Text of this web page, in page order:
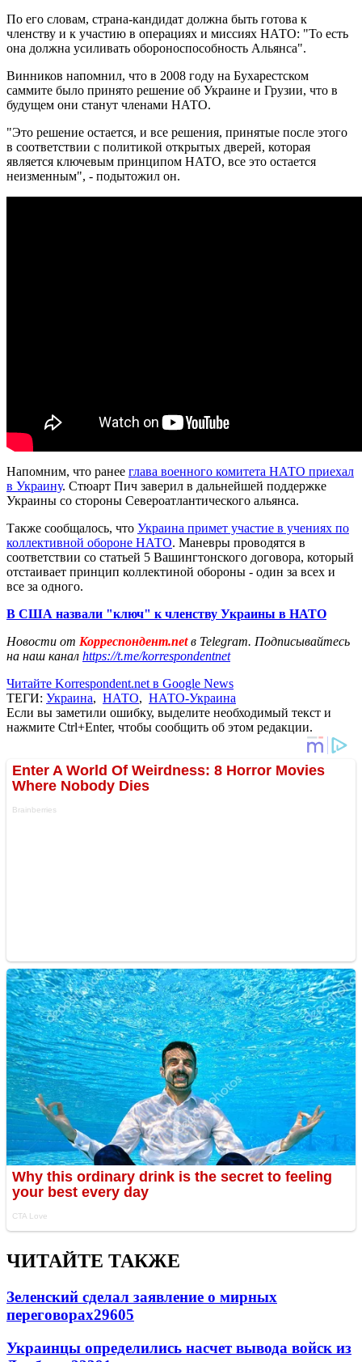
По его словам, страна-кандидат должна быть готова к
членству и к участию в операциях и миссиях НАТО: "То есть
она должна усиливать обороноспособность Альянса".
Винников напомнил, что в 2008 году на Бухарестском
саммите было принято решение об Украине и Грузии, что в
будущем они станут членами НАТО.
"Это решение остается, и все решения, принятые после этого
в соответствии с политикой открытых дверей, которая
является ключевым принципом НАТО, все это остается
неизменным", - подытожил он.
Напомним, что ранее глава военного комитета НАТО приехал
в Украину. Стюарт Пич заверил в дальнейшей поддержке
Украины со стороны Североатлантического альянса.
Также сообщалось, что Украина примет участие в учениях по
коллективной обороне НАТО. Маневры проводятся в
соответствии со статьей 5 Вашингтонского договора, который
отстаивает принцип коллектиной обороны - один за всех и
все за одного.
В США назвали "ключ" к членству Украины в НАТО
Новости от Корреспондент.netв Telegram. Подписывайтесь
на наш канал https://t.me/korrespondentnet
Читайте Korrespondent.net в Google News
ТЕГИ: Украина, НАТО, НАТО-Украина
Если вы заметили ошибку, выделите необходимый текст и
нажмите Ctrl+Enter, чтобы сообщить об этом редакции.
ЧИТАЙТЕ ТАКЖЕ
Зеленский сделал заявление о мирных
переговорах29605
Украинцы определились насчет вывода войск из